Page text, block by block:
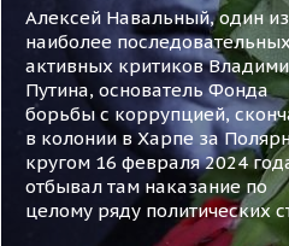
Алексей Навальный, один из
наиболее
активных критиков
Путина, основатель Фонда
борьбы с коррупцией,
в колонии в Харпе за
кругом 16 февраля 2024
отбывал там наказание по
целому ряду политических